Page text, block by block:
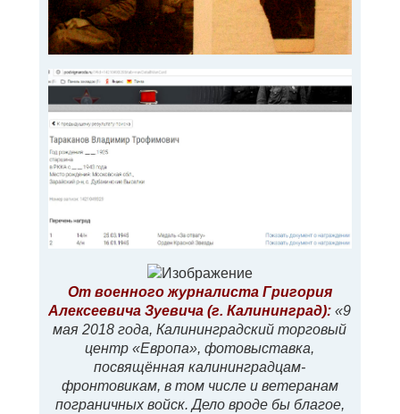
От военного журналиста Григория
Алексеевича Зуевича (г. Калининград): «9
мая 2018 года, Калининградский торговый
центр «Европа», фотовыставка,
посвящённая калининградцам-
фронтовикам, в том числе и ветеранам
пограничных войск. Дело вроде бы благое,